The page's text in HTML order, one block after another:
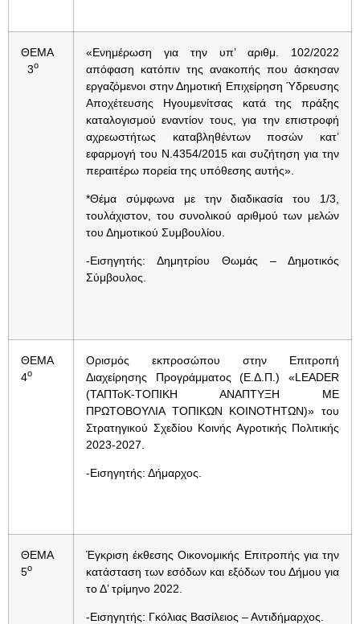
ΘΕΜΑ
3ο
«Ενημέρωση για την υπ’ αριθμ. 102/2022
απόφαση κατόπιν της ανακοπής που άσκησαν
εργαζόμενοι στην Δημοτική Επιχείρηση Ύδρευσης
Αποχέτευσης Ηγουμενίτσας κατά της πράξης
καταλογισμού εναντίον τους, για την επιστροφή
αχρεωστήτως καταβληθέντων ποσών κατ’
εφαρμογή του Ν.4354/2015 και συζήτηση για την
περαιτέρω πορεία της υπόθεσης αυτής».
*Θέμα σύμφωνα με την διαδικασία του 1/3,
τουλάχιστον, του συνολικού αριθμού των μελών
του Δημοτικού Συμβουλίου.
-Εισηγητής: Δημητρίου Θωμάς – Δημοτικός
Σύμβουλος.
ΘΕΜΑ
4ο
Ορισμός εκπροσώπου στην Επιτροπή
Διαχείρησης Προγράμματος (Ε.Δ.Π.) «LEADER
(ΤΑΠΤοΚ-ΤΟΠΙΚΗ ΑΝΑΠΤΥΞΗ ΜΕ
ΠΡΩΤΟΒΟΥΛΙΑ ΤΟΠΙΚΩΝ ΚΟΙΝΟΤΗΤΩΝ)» του
Στρατηγικού Σχεδίου Κοινής Αγροτικής Πολιτικής
2023-2027.
-Εισηγητής: Δήμαρχος.
ΘΕΜΑ
5ο
Έγκριση έκθεσης Οικονομικής Επιτροπής για την
κατάσταση των εσόδων και εξόδων του Δήμου για
το Δ’ τρίμηνο 2022.
-Εισηγητής: Γκόλιας Βασίλειος – Αντιδήμαρχος.